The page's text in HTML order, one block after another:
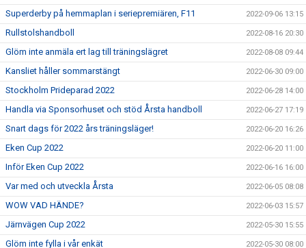
Superderby på hemmaplan i seriepremiären, F11 2022-09-06 13:15
Rullstolshandboll 2022-08-16 20:30
Glöm inte anmäla ert lag till träningslägret 2022-08-08 09:44
Kansliet håller sommarstängt 2022-06-30 09:00
Stockholm Prideparad 2022 2022-06-28 14:00
Handla via Sponsorhuset och stöd Årsta handboll 2022-06-27 17:19
Snart dags för 2022 års träningsläger! 2022-06-20 16:26
Eken Cup 2022 2022-06-20 11:00
Inför Eken Cup 2022 2022-06-16 16:00
Var med och utveckla Årsta 2022-06-05 08:08
WOW VAD HÄNDE? 2022-06-03 15:57
Järnvägen Cup 2022 2022-05-30 15:55
Glöm inte fylla i vår enkät 2022-05-30 08:00